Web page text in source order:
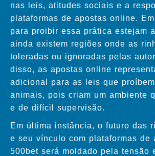
nas leis, atitudes sociais e a
plataformas de apostas online.
para proibir essa prática estejam
ainda existem regiões onde as
toleradas ou ignoradas pelas
disso, as apostas online
adicional para as leis que
animais, pois criam um ambiente
e de difícil supervisão.
Em última instância, o futuro das
e seu vínculo com plataformas de
500bet será moldado pela tensão